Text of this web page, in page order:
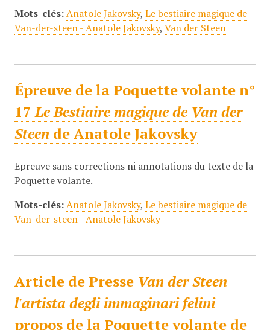
Mots-clés: Anatole Jakovsky, Le bestiaire magique de
Van-der-steen - Anatole Jakovsky, Van der Steen
Épreuve de la Poquette volante n°
17Le Bestiaire magique de Van der
Steen de Anatole Jakovsky
Epreuve sans corrections ni annotations du texte de la
Poquette volante.
Mots-clés: Anatole Jakovsky, Le bestiaire magique de
Van-der-steen - Anatole Jakovsky
Article de PresseVan der Steen
l'artista degli immaginari felini
propos de la Poquette volante de